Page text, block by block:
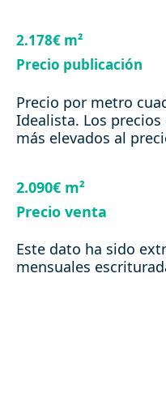
2.178€ m²
Precio publicación
Precio por metro
Idealista. Los
más elevados al
2.090€ m²
Precio venta
Este dato ha sido
mensuales